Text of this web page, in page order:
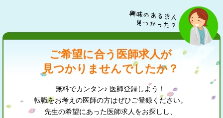
ご希望に合う医師求人が
見つかりませんでしたか？
無料でカンタン♪ 医師登録しよう！
転職をお考えの医師の方はぜひご登録ください。
先生の希望にあった医師求人をお探しし、